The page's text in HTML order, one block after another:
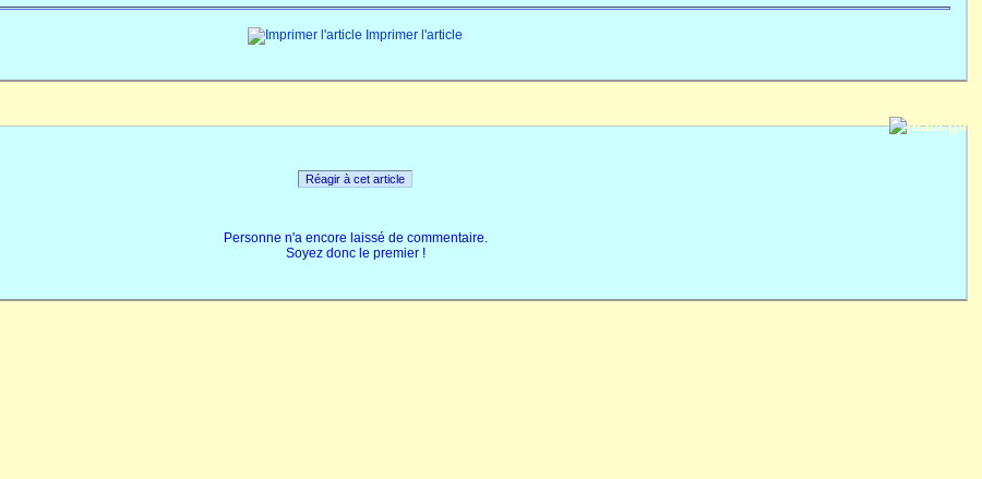
Imprimer l'article
Réagir à cet article
Personne n'a encore laissé de commentaire.
Soyez donc le premier !